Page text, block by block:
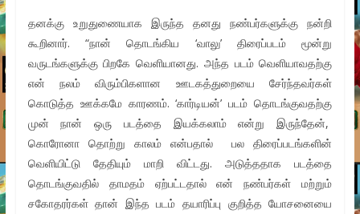
தனக்கு உறுதுணையாக இருந்த தனது நண்பர்களுக்கு நன்றி
கூறினார். “நான் தொடங்கிய ‘வாலு’ திரைப்படம் மூன்று
வருடங்களுக்கு பிறகே வெளியானது. அந்த படம் வெளியாவதற்கு
என் நலம் விரும்பிகளான ஊடகத்துறையை சேர்ந்தவர்கள்
கொடுத்த ஊக்கமே காரணம். ‘கார்டியன்’ படம் தொடங்குவதற்கு
முன் நான் ஒரு படத்தை இயக்கலாம் என்று இருந்தேன்,
கொரோனா தொற்று காலம் என்பதால் பல திரைப்படங்களின்
வெளியிட்டு தேதியும் மாறி விட்டது. அடுத்ததாக படத்தை
தொடங்குவதில் தாமதம் ஏற்பட்டதால் என் நண்பர்கள் மற்றும்
சகோதரர்கள் தான் இந்த படம் தயாரிப்பு குறித்த யோசனையை